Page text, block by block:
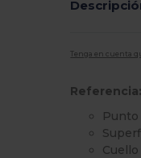
Tenga en cuenta
Punto